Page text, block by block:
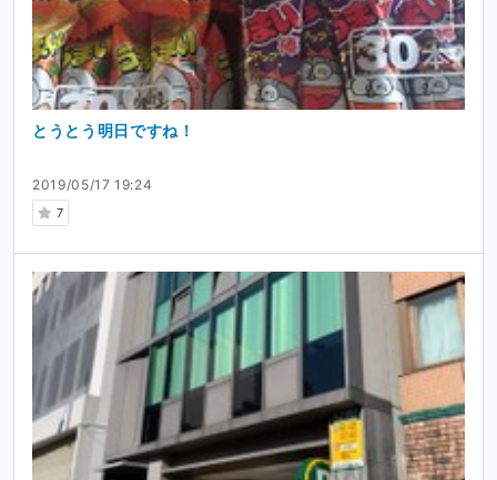
2019/05/17 19:24
7
とうとう明日ですね！